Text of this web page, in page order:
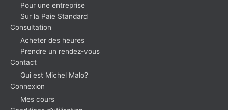
Pour une entreprise
Sur la Paie Standard
Consultation
Acheter des heures
Prendre un rendez-vous
Contact
Qui est Michel Malo?
Connexion
Mes cours